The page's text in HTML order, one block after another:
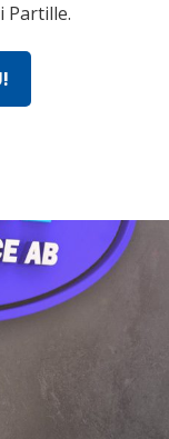
Partille.